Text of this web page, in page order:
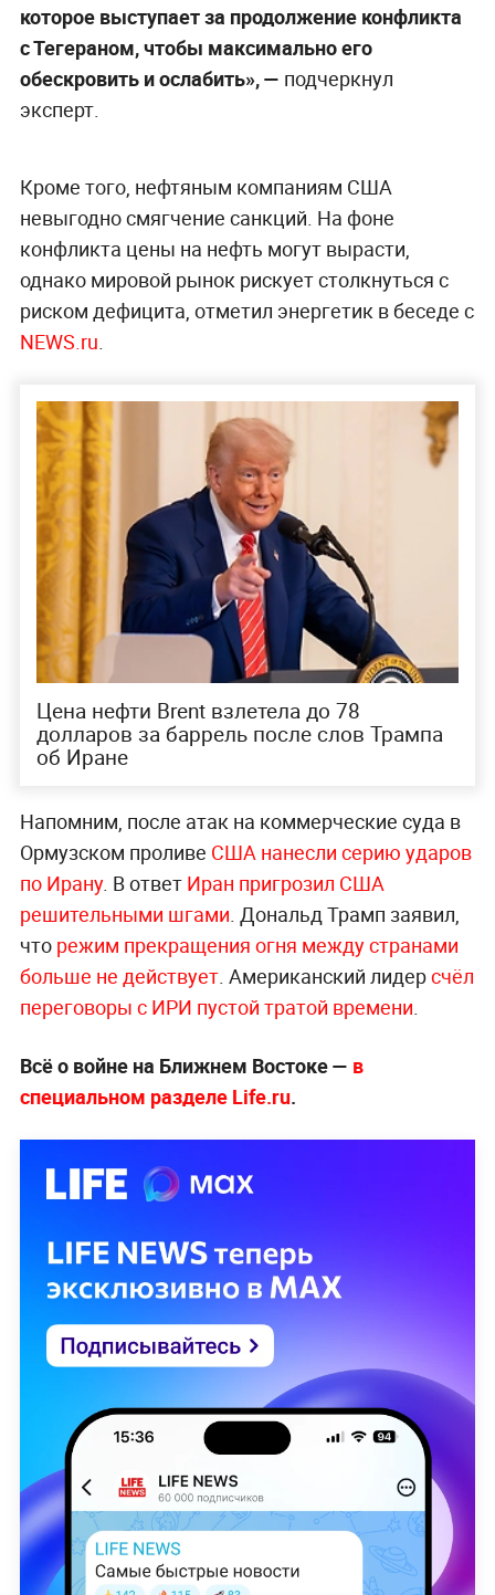
которое выступает за продолжение конфликта
с Тегераном, чтобы максимально его
обескровить и ослабить», — подчеркнул
эксперт.
Кроме того, нефтяным компаниям США
невыгодно смягчение санкций. На фоне
конфликта цены на нефть могут вырасти,
однако мировой рынок рискует столкнуться с
риском дефицита, отметил энергетик в беседе с
NEWS.ru.
Цена нефти Brent взлетела до 78
долларов за баррель после слов Трампа
об Иране
Напомним, после атак на коммерческие суда в
Ормузском проливе США нанесли серию ударов
по Ирану. В ответ Иран пригрозил США
решительными шгами. Дональд Трамп заявил,
что режим прекращения огня между странами
больше не действует. Американский лидерсчёл
переговоры с ИРИ пустой тратой времени.
Всё о войне на Ближнем Востоке — в
специальном разделе Life.ru.